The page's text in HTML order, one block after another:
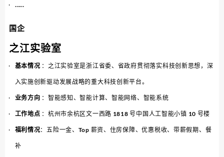
……
国企
之江实验室
基本情况 ：之江实验室是浙江省委、省政府贯彻落实科技创新思想，深
入实施创新驱动发展战略的重大科技创新平台。
业务方向 ：智能感知、智能计算、智能网络、智能系统
工作地点 ：杭州市余杭区文一西路 1818 号中国人工智能小镇 10 号楼
福利情况：五险一金、Top 薪资、住房保障、优惠税收、带薪假期、餐
补